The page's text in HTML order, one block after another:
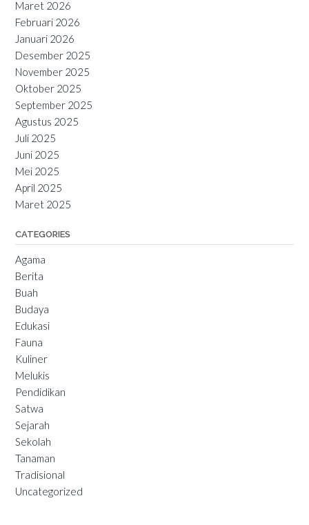
Maret 2026
Februari 2026
Januari 2026
Desember 2025
November 2025
Oktober 2025
September 2025
Agustus 2025
Juli 2025
Juni 2025
Mei 2025
April 2025
Maret 2025
CATEGORIES
Agama
Berita
Buah
Budaya
Edukasi
Fauna
Kuliner
Melukis
Pendidikan
Satwa
Sejarah
Sekolah
Tanaman
Tradisional
Uncategorized